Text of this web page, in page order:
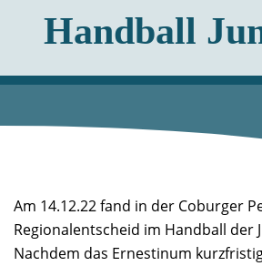
Handball
Am 14.12.22 fand in der Coburger
Regionalentscheid im Handball der
Nachdem das Ernestinum